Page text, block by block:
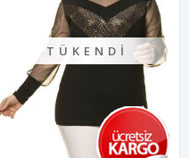
TÜKENDI